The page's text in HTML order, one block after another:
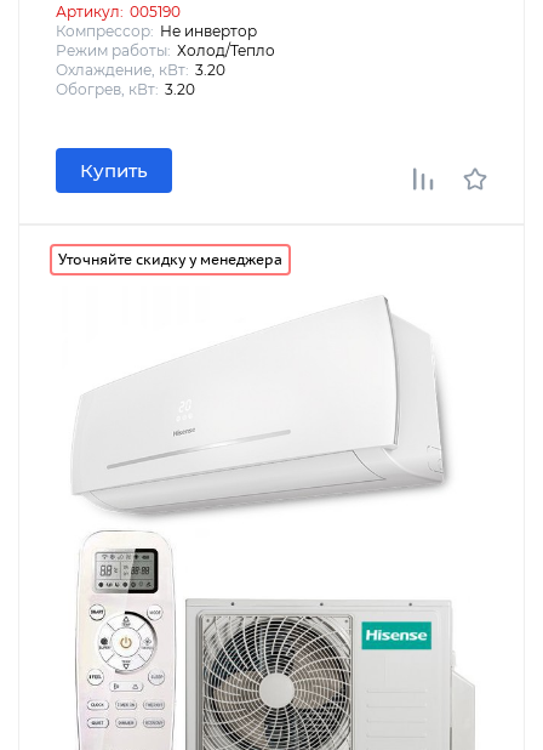
Артикул: 005190
Компрессор: Не инвертор
Режим работы: Холод/Тепло
Охлаждение, кВт: 3.20
Обогрев, кВт: 3.20
Купить
Уточняйте скидку у менеджера